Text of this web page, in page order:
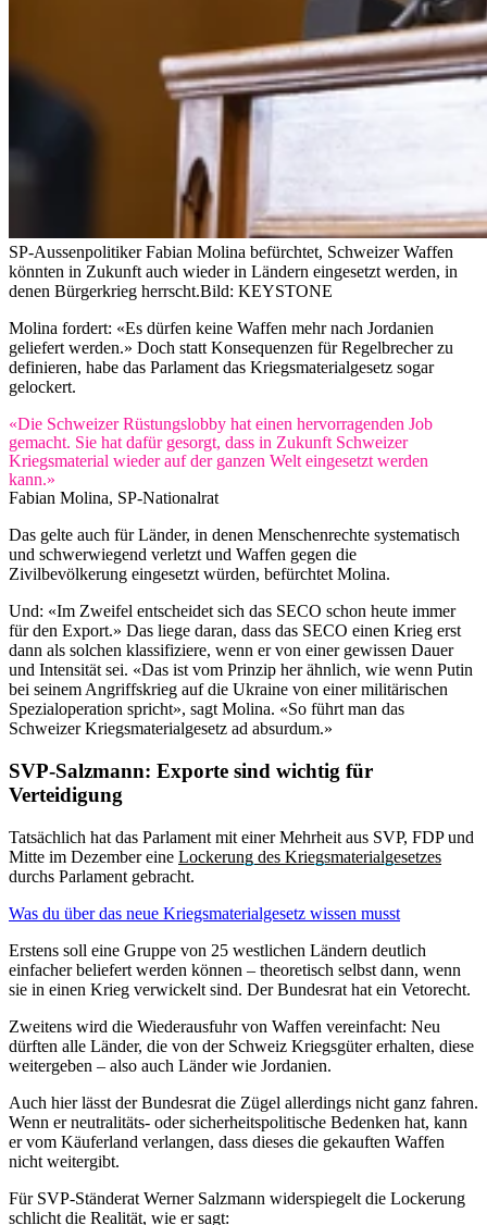
SP-Aussenpolitiker Fabian Molina befürchtet, Schweizer Waffen
könnten in Zukunft auch wieder in Ländern eingesetzt werden, in
denen Bürgerkrieg herrscht.Bild: KEYSTONE
Molina fordert: «Es dürfen keine Waffen mehr nach Jordanien
geliefert werden.» Doch statt Konsequenzen für Regelbrecher zu
definieren, habe das Parlament das Kriegsmaterialgesetz sogar
gelockert.
«Die Schweizer Rüstungslobby hat einen hervorragenden Job
gemacht. Sie hat dafür gesorgt, dass in Zukunft Schweizer
Kriegsmaterial wieder auf der ganzen Welt eingesetzt werden
kann.»
Fabian Molina, SP-Nationalrat
Das gelte auch für Länder, in denen Menschenrechte systematisch
und schwerwiegend verletzt und Waffen gegen die
Zivilbevölkerung eingesetzt würden, befürchtet Molina.
Und: «Im Zweifel entscheidet sich das SECO schon heute immer
für den Export.» Das liege daran, dass das SECO einen Krieg erst
dann als solchen klassifiziere, wenn er von einer gewissen Dauer
und Intensität sei. «Das ist vom Prinzip her ähnlich, wie wenn Putin
bei seinem Angriffskrieg auf die Ukraine von einer militärischen
Spezialoperation spricht», sagt Molina. «So führt man das
Schweizer Kriegsmaterialgesetz ad absurdum.»
SVP-Salzmann: Exporte sind wichtig für
Verteidigung
Tatsächlich hat das Parlament mit einer Mehrheit aus SVP, FDP und
Mitte im Dezember eine Lockerung des Kriegsmaterialgesetzes
durchs Parlament gebracht.
Was du über das neue Kriegsmaterialgesetz wissen musst
Erstens soll eine Gruppe von 25 westlichen Ländern deutlich
einfacher beliefert werden können – theoretisch selbst dann, wenn
sie in einen Krieg verwickelt sind. Der Bundesrat hat ein Vetorecht.
Zweitens wird die Wiederausfuhr von Waffen vereinfacht: Neu
dürften alle Länder, die von der Schweiz Kriegsgüter erhalten, diese
weitergeben – also auch Länder wie Jordanien.
Auch hier lässt der Bundesrat die Zügel allerdings nicht ganz fahren.
Wenn er neutralitäts- oder sicherheitspolitische Bedenken hat, kann
er vom Käuferland verlangen, dass dieses die gekauften Waffen
nicht weitergibt.
Für SVP-Ständerat Werner Salzmann widerspiegelt die Lockerung
schlicht die Realität, wie er sagt: